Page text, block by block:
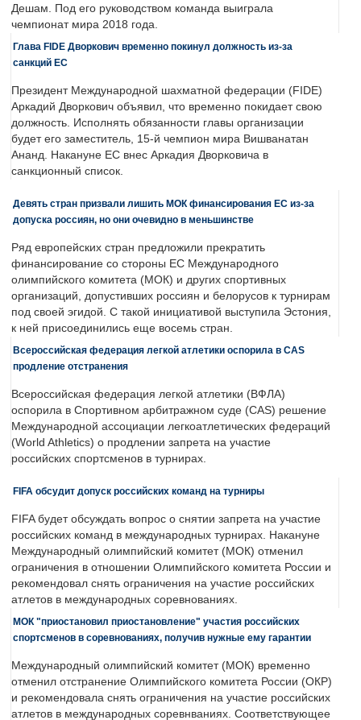
Дешам. Под его руководством команда выиграла
чемпионат мира 2018 года.
Глава FIDE Дворкович временно покинул должность из-за
санкций ЕС
Президент Международной шахматной федерации (FIDE)
Аркадий Дворкович объявил, что временно покидает свою
должность. Исполнять обязанности главы организации
будет его заместитель, 15-й чемпион мира Вишванатан
Ананд. Накануне ЕС внес Аркадия Дворковича в
санкционный список.
Девять стран призвали лишить МОК финансирования ЕС из-за
допуска россиян, но они очевидно в меньшинстве
Ряд европейских стран предложили прекратить
финансирование со стороны ЕС Международного
олимпийского комитета (МОК) и других спортивных
организаций, допустивших россиян и белорусов к турнирам
под своей эгидой. С такой инициативой выступила Эстония,
к ней присоединились еще восемь стран.
Всероссийская федерация легкой атлетики оспорила в CAS
продление отстранения
Всероссийская федерация легкой атлетики (ВФЛА)
оспорила в Спортивном арбитражном суде (CAS) решение
Международной ассоциации легкоатлетических федераций
(World Athletics) о продлении запрета на участие
российских спортсменов в турнирах.
FIFA обсудит допуск российских команд на турниры
FIFA будет обсуждать вопрос о снятии запрета на участие
российских команд в международных турнирах. Накануне
Международный олимпийский комитет (МОК) отменил
ограничения в отношении Олимпийского комитета России и
рекомендовал снять ограничения на участие российских
атлетов в международных соревнованиях.
МОК "приостановил приостановление" участия российских
спортсменов в соревнованиях, получив нужные ему гарантии
Международный олимпийский комитет (МОК) временно
отменил отстранение Олимпийского комитета России (ОКР)
и рекомендовала снять ограничения на участие российских
атлетов в международных соревнваниях. Соответствующее